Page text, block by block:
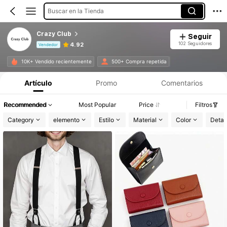
Buscar en la Tienda
Crazy Club
Vendedor 4.92
Seguir
102 Seguidores
10K+ Vendido recientemente 500+ Compra repetida
Artículo Promo Comentarios
Recommended Most Popular Price
Filtros
Category
elemento Estilo Material Color